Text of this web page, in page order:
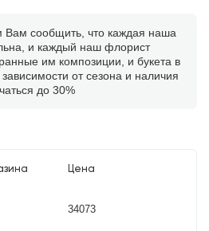
Вам сообщить, что каждая наша
и каждый наш флорист
им композиции, и букета в
от сезона и наличия
до 30%
Цена
34073